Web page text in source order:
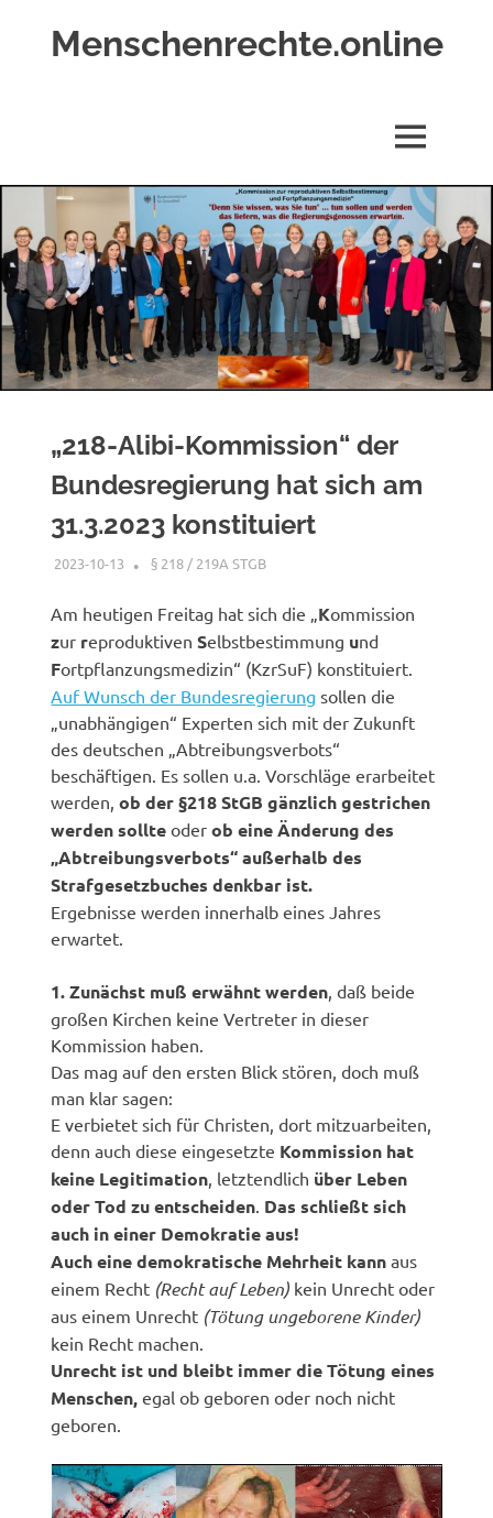
Menschenrechte.online
Geborene
für
Ungeborene
MENÜ
„218-Alibi-Kommission“ der
Bundesregierung hat sich am
31.3.2023 konstituiert
2023-10-13 XX
§ 218 / 219A STGB
Am heutigen Freitag hat sich die „ Kommission
zur reproduktivenSelbstbestimmung und
Fortpflanzungsmedizin“ (KzrSuF) konstituiert.
Auf Wunsch der Bundesregierung sollen die
„unabhängigen“ Experten sich mit der Zukunft
des deutschen „Abtreibungsverbots“
beschäftigen. Es sollen u.a. Vorschläge erarbeitet
werden,ob der §218 StGB gänzlich gestrichen
werden sollte oder ob eine Änderung des
„Abtreibungsverbots“ außerhalb des
Strafgesetzbuches denkbar ist.
Ergebnisse werden innerhalb eines Jahres
erwartet.
1. Zunächst muß erwähnt werden , daß beide
großen Kirchen keine Vertreter in dieser
Kommission haben.
Das mag auf den ersten Blick stören, doch muß
man klar sagen:
E verbietet sich für Christen, dort mitzuarbeiten,
denn auch diese eingesetzte Kommission hat
keine Legitimation , letztendlich über Leben
oder Tod zu entscheiden Das schließt sich
auch in einer Demokratie aus!
Auch eine demokratische Mehrheit kannaus
einem Recht (Recht auf Leben) kein Unrecht oder
aus einem Unrecht (Tötung ungeborene Kinder)
kein Recht machen.
Unrecht ist und bleibt immer die Tötung eines
Menschen, egal ob geboren oder noch nicht
geboren.